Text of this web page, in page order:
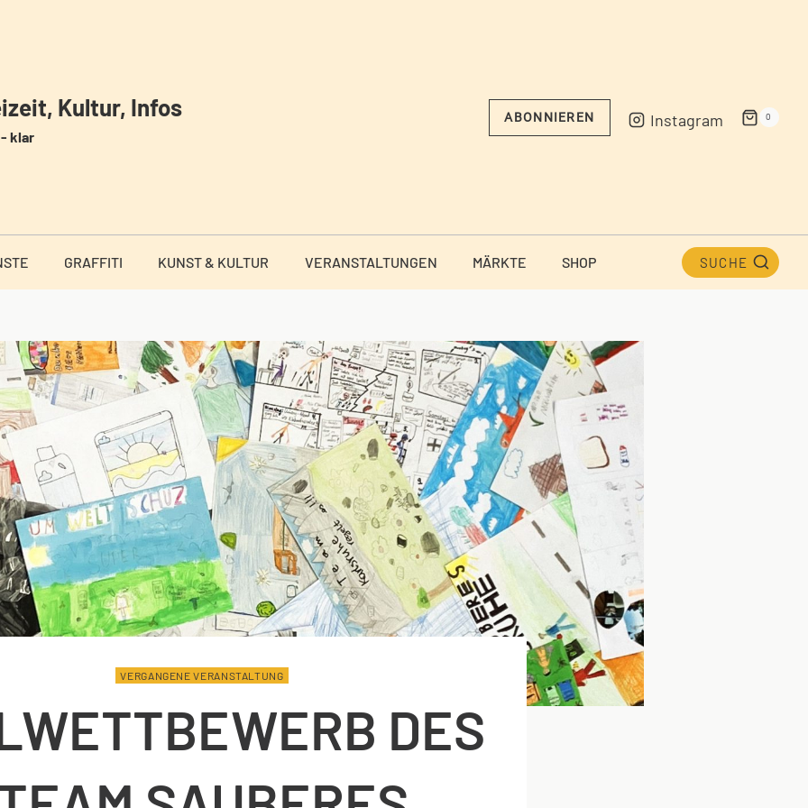
Kultur, Infos
klar
ABONNIEREN Instagram 0
GRAFFITI KUNST & KULTUR VERANSTALTUNGEN MÄRKTE SHOP SUCHE
VERGANGENE VERANSTALTUNG
DES